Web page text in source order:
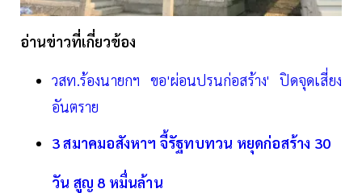
อ่านข่าวที่เกี่ยวข้อง
วสท.ร้องนายกฯ ขอ'ผ่อนปรนก่อสร้าง' ปิดจุดเสี่ยง
อันตราย
3 สมาคมอสังหาฯ จี้รัฐทบทวน หยุดก่อสร้าง 30
วัน สูญ 8 หมื่นล้าน